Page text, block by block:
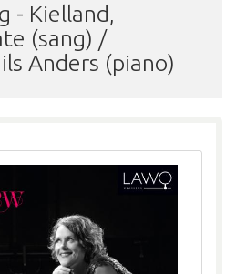
- Kielland,
(sang) /
Anders (piano)